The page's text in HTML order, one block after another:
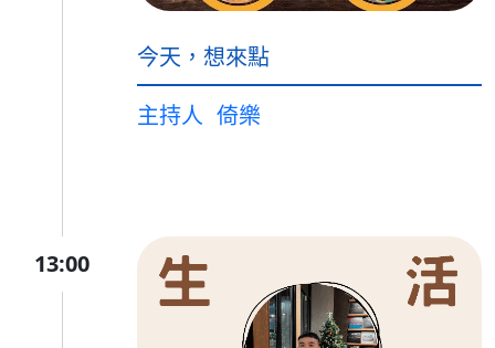
今天，想來點
主持人 倚樂
13:00